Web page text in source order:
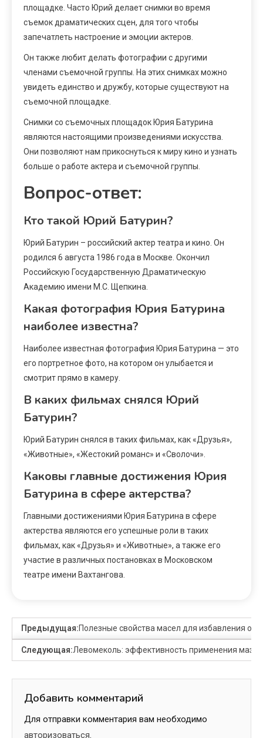
площадке. Часто Юрий делает снимки во время
съемок драматических сцен, для того чтобы
запечатлеть настроение и эмоции актеров.
Он также любит делать фотографии с другими
членами съемочной группы. На этих снимках можно
увидеть единство и дружбу, которые существуют на
съемочной площадке.
Снимки со съемочных площадок Юрия Батурина
являются настоящими произведениями искусства.
Они позволяют нам прикоснуться к миру кино и узнать
больше о работе актера и съемочной группы.
Вопрос-ответ:
Кто такой Юрий Батурин?
Юрий Батурин – российский актер театра и кино. Он
родился 6 августа 1986 года в Москве. Окончил
Российскую Государственную Драматическую
Академию имени М.С. Щепкина.
Какая фотография Юрия Батурина
наиболее известна?
Наиболее известная фотография Юрия Батурина — это
его портретное фото, на котором он улыбается и
смотрит прямо в камеру.
В каких фильмах снялся Юрий
Батурин?
Юрий Батурин снялся в таких фильмах, как «Друзья»,
«Животные», «Жестокий романс» и «Сволочи».
Каковы главные достижения Юрия
Батурина в сфере актерства?
Главными достижениями Юрия Батурина в сфере
актерства являются его успешные роли в таких
фильмах, как «Друзья» и «Животные», а также его
участие в различных постановках в Московском
театре имени Вахтангова.
Предыдущая:Полезные свойства масел для избавления от
Следующая:Левомеколь: эффективность применения мази
Добавить комментарий
Для отправки комментария вам необходимо
авторизоваться.